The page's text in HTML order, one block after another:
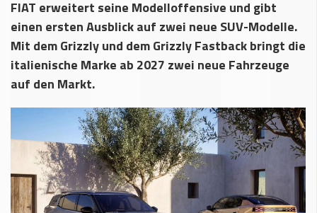
FIAT erweitert seine Modelloffensive und gibt
einen ersten Ausblick auf zwei neue SUV-Modelle.
Mit dem Grizzly und dem Grizzly Fastback bringt die
italienische Marke ab 2027 zwei neue Fahrzeuge
auf den Markt.